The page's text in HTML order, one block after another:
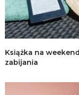
Książka na
zabijania